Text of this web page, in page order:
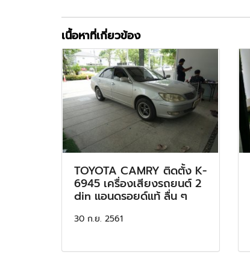
เนื้อหาที่เกี่ยวข้อง
TOYOTA CAMRY ติดตั้ง K-
6945 เครื่องเสียงรถยนต์ 2
din แอนดรอยด์แท้ ลื่น ๆ
30 ก.ย. 2561